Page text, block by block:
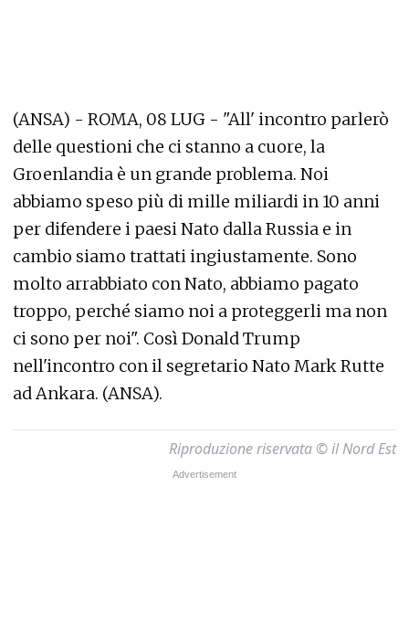
(ANSA) - ROMA, 08 LUG - "All' incontro parlerò
delle questioni che ci stanno a cuore, la
Groenlandia è un grande problema. Noi
abbiamo speso più di mille miliardi in 10 anni
per difendere i paesi Nato dalla Russia e in
cambio siamo trattati ingiustamente. Sono
molto arrabbiato con Nato, abbiamo pagato
troppo, perché siamo noi a proteggerli ma non
ci sono per noi". Così Donald Trump
nell'incontro con il segretario Nato Mark Rutte
ad Ankara. (ANSA).
Riproduzione riservata © il Nord Est